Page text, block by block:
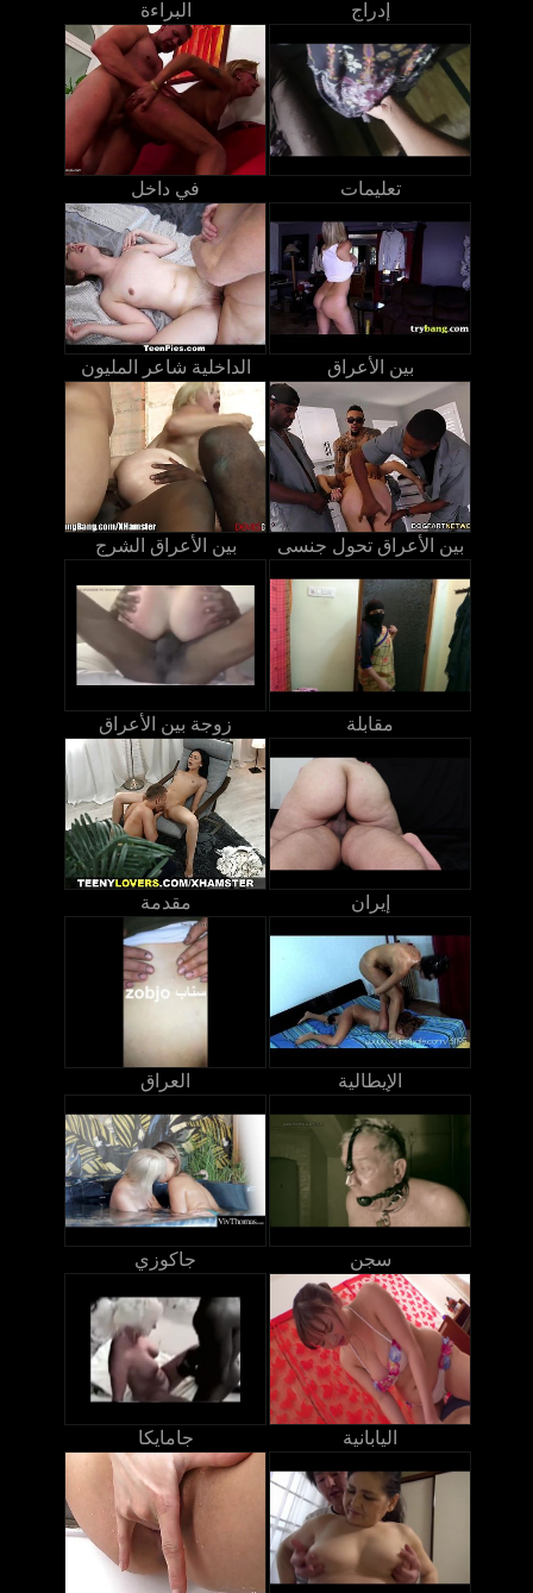
البراءة إدراج
في داخل تعليمات
الداخلية شاعر المليون بين الأعراق
بين الأعراق الشرج بين الأعراق تحول جنسى
زوجة بين الأعراق مقابلة
مقدمة إيران
العراق الإيطالية
جاكوزي سجن
جامايكا اليابانية